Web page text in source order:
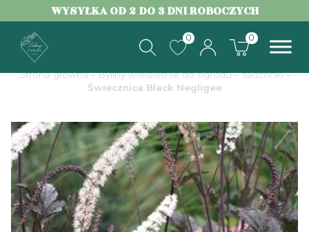
WYSYŁKA OD 2 DO 3 DNI ROBOCZYCH
0 0
Strona główna-Byliny wieloletnie do ogrodu – sadzonki-
Świecznica Black Negligee